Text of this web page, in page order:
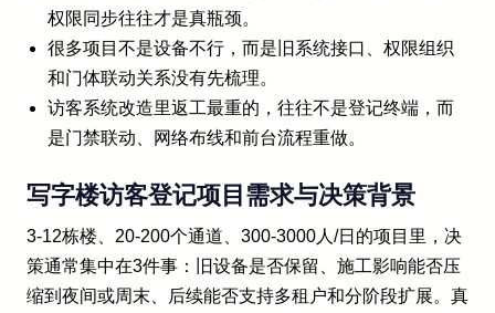
权限同步往往才是真瓶颈。
很多项目不是设备不行，而是旧系统接口、权限组织
和门体联动关系没有先梳理。
访客系统改造里返工最重的，往往不是登记终端，而
是门禁联动、网络布线和前台流程重做。
写字楼访客登记项目需求与决策背景
3-12栋楼、20-200个通道、300-3000人/日的项目里，决
策通常集中在3件事：旧设备是否保留、施工影响能否压
缩到夜间或周末、后续能否支持多租户和分阶段扩展。真